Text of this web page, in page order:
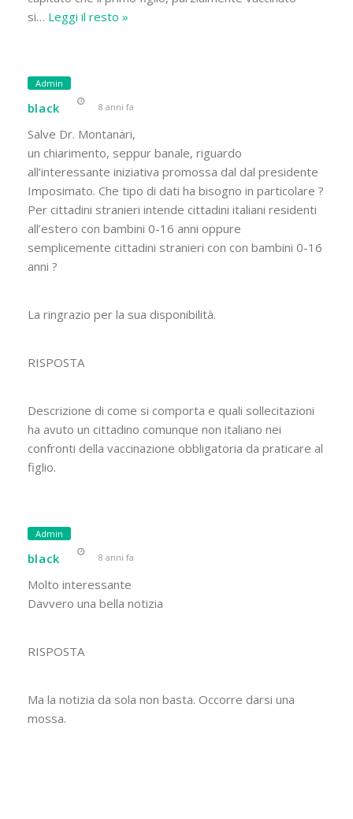
si… Leggi il resto »
Admin
black 8 anni fa
Salve Dr. Montanari,
un chiarimento, seppur banale, riguardo
all’interessante iniziativa promossa dal dal presidente
Imposimato. Che tipo di dati ha bisogno in particolare ?
Per cittadini stranieri intende cittadini italiani residenti
all’estero con bambini 0-16 anni oppure
semplicemente cittadini stranieri con con bambini 0-16
anni ?
La ringrazio per la sua disponibilità.
RISPOSTA
Descrizione di come si comporta e quali sollecitazioni
ha avuto un cittadino comunque non italiano nei
confronti della vaccinazione obbligatoria da praticare al
figlio.
Admin
black 8 anni fa
Molto interessante
Davvero una bella notizia
RISPOSTA
Ma la notizia da sola non basta. Occorre darsi una
mossa.